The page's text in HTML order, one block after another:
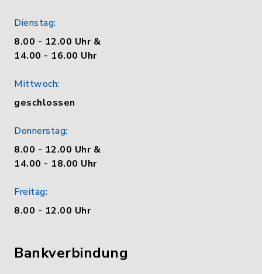
Dienstag:
8.00 - 12.00 Uhr &
14.00 - 16.00 Uhr
Mittwoch:
geschlossen
Donnerstag:
8.00 - 12.00 Uhr &
14.00 - 18.00 Uhr
Freitag:
8.00 - 12.00 Uhr
Bankverbindung